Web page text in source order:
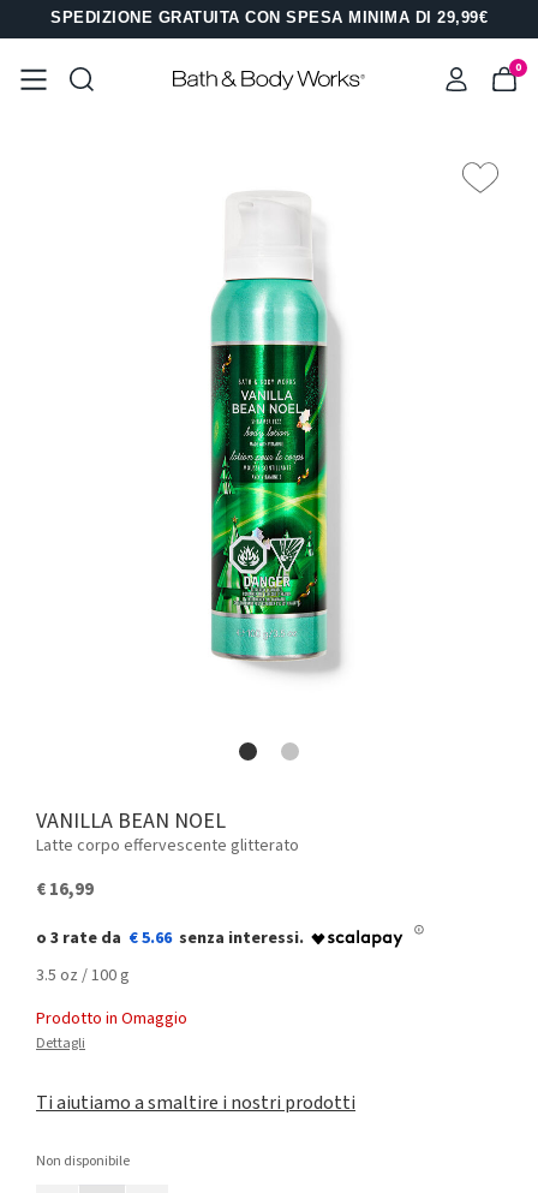
SPEDIZIONE GRATUITA CON SPESA MINIMA DI 29,99€
0
VANILLA BEAN NOEL
Latte corpo effervescente glitterato
€ 16,99
€ 5.66
3.5 oz / 100 g
Prodotto in Omaggio
Dettagli
Ti aiutiamo a smaltire i nostri prodotti
Non disponibile